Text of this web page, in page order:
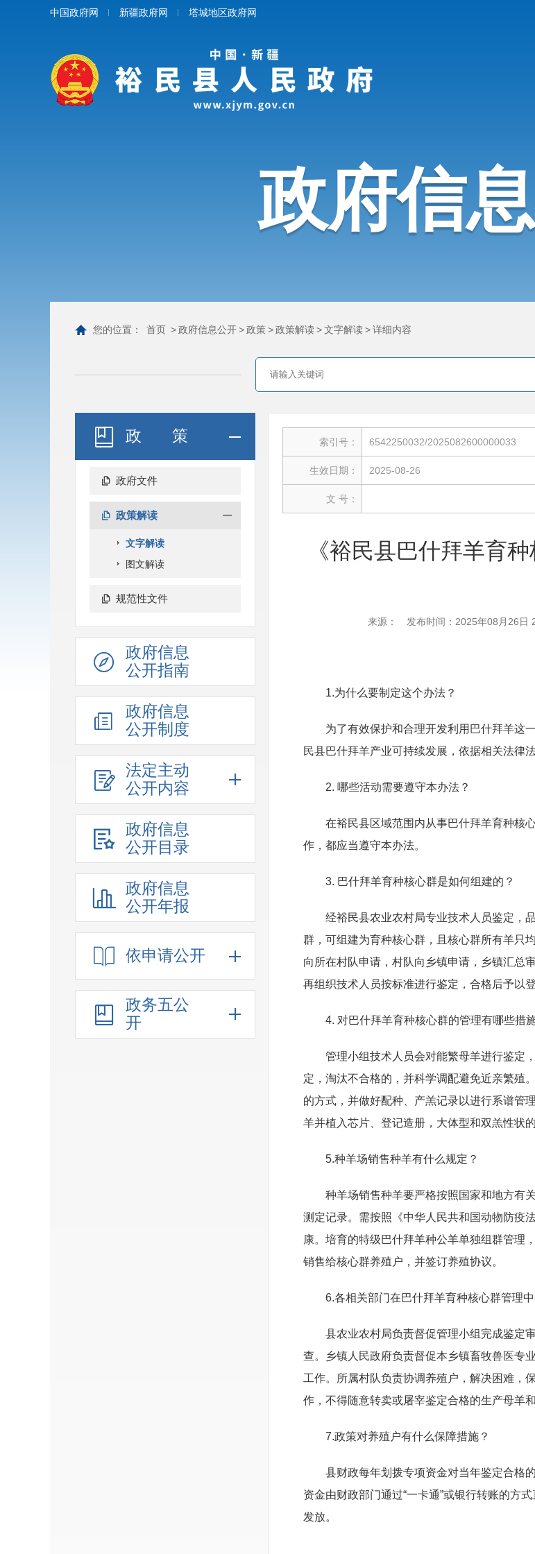
中国政府网 新疆政府网 塔城地区政府网
政府信
您的位置： 首页 >政府信息公开>政策 >政策解读>文字解读>详细内容
政策
政府文件
政策解读
文字解读
图文解读
规范性文件
政府信息
公开指南
政府信息
公开制度
法定主动
公开内容
政府信息
公开目录
政府信息
公开年报
依申请公开
政务五公
开
索引号： 6542250032/2025082600000033
生效日期： 2025-08-26
文 号：
《裕民县巴什拜羊育
来源： 发布时间：2025年08月26日
1.为什么要制定这个办法？
为了有效保护和合理开发利用巴什拜羊这
民县巴什拜羊产业可持续发展，依据相关法律
2. 哪些活动需要遵守本办法？
在裕民县区域范围内从事巴什拜羊育种核
作，都应当遵守本办法。
3. 巴什拜羊育种核心群是如何组建的？
经裕民县农业农村局专业技术人员鉴定，
群，可组建为育种核心群，且核心群所有羊只
向所在村队申请，村队向乡镇申请，乡镇汇总
再组织技术人员按标准进行鉴定，合格后予以
4. 对巴什拜羊育种核心群的管理有哪些措
管理小组技术人员会对能繁母羊进行鉴定
定，淘汰不合格的，并科学调配避免近亲繁殖
的方式，并做好配种、产羔记录以进行系谱管
羊并植入芯片、登记造册，大体型和双羔性状
5.种羊场销售种羊有什么规定？
种羊场销售种羊要严格按照国家和地方有
测定记录。需按照《中华人民共和国动物防疫
康。培育的特级巴什拜羊种公羊单独组群管理
销售给核心群养殖户，并签订养殖协议。
6.各相关部门在巴什拜羊育种核心群管理
县农业农村局负责督促管理小组完成鉴定
查。乡镇人民政府负责督促本乡镇畜牧兽医专
工作。所属村队负责协调养殖户，解决困难，
作，不得随意转卖或屠宰鉴定合格的生产母羊和
7.政策对养殖户有什么保障措施？
县财政每年划拨专项资金对当年鉴定合格
资金由财政部门通过“一卡通”或银行转账的方
发放。